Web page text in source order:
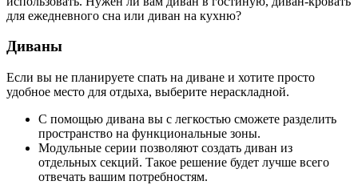
для ежедневного сна или диван на кухню?
Диваны
Если вы не планируете спать на диване и хотите просто
удобное место для отдыха, выберите нераскладной.
С помощью дивана вы с легкостью сможете разделить
пространство на функциональные зоны.
Модульные серии позволяют создать диван из
отдельных секций. Такое решение будет лучше всего
отвечать вашим потребностям.